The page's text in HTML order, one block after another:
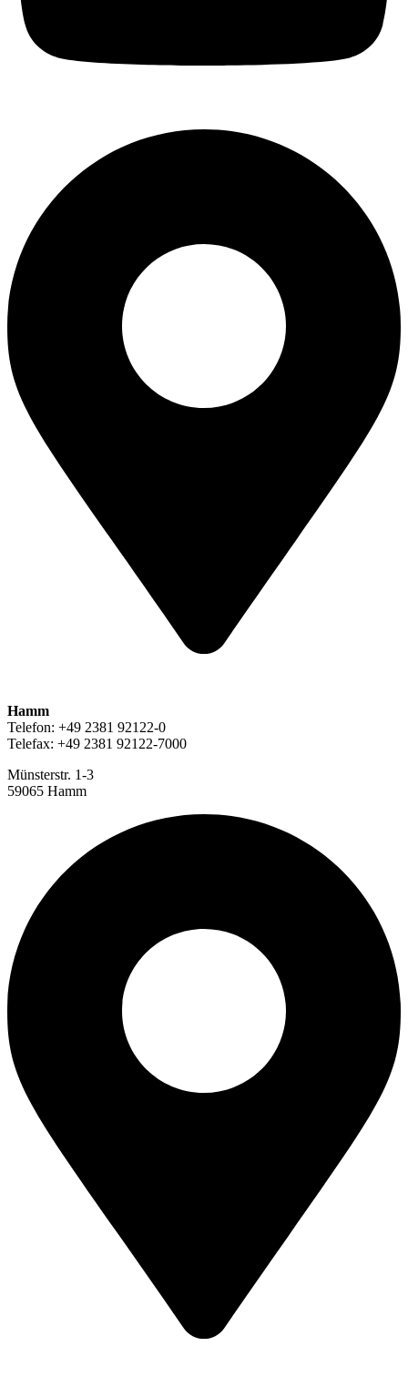
Hamm
Telefon: +49 2381 92122-0
Telefax: +49 2381 92122-7000
Münsterstr. 1-3
59065 Hamm